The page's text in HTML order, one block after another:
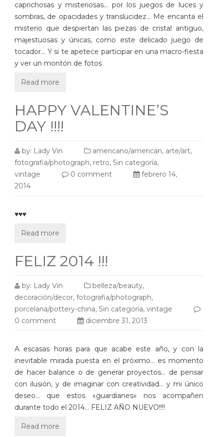
caprichosas y misteriosas… por los juegos de luces y
sombras, de opacidades y translucidez… Me encanta el
misterio que despiertan las piezas de cristal antiguo,
majestuosas y únicas, como este delicado juego de
tocador… Y si te apetece participar en una macro-fiesta
y ver un montón de fotos
Read more
HAPPY VALENTINE’S
DAY !!!!
by: Lady Vin americano/american, arte/art,
fotografia/photograph, retro, Sin categoría,
vintage
0 comment
febrero 14,
2014
♥♥♥
Read more
FELIZ 2014 !!!
by: Lady Vin belleza/beauty,
decoración/decor, fotografia/photograph,
porcelana/pottery-china, Sin categoría, vintage
0 comment
diciembre 31, 2013
A escasas horas para que acabe este año, y con la
inevitable mirada puesta en el próximo… es momento
de hacer balance o de generar proyectos… de pensar
con ilusión, y de imaginar con creatividad… y mi único
deseo… que estos «guardianes» nos acompañen
durante todo el 2014… FELIZ AÑO NUEVO!!!!
Read more